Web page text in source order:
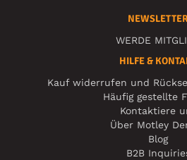
NEWSLETTER
WERDE
HILFE &
Kauf widerrufen und
Häufig gestellte
Kontaktiere
Über Motley
Blog
B2B